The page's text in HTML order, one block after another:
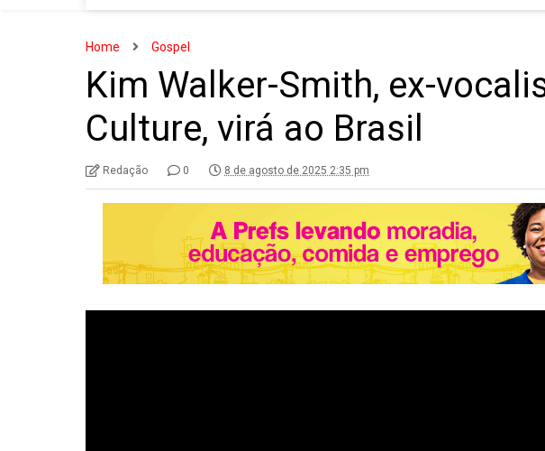
Home Gospel
Kim Walker-Smith, ex-
Culture, virá ao Brasil
Redação 0 8 de agosto de 2025 2:35 pm